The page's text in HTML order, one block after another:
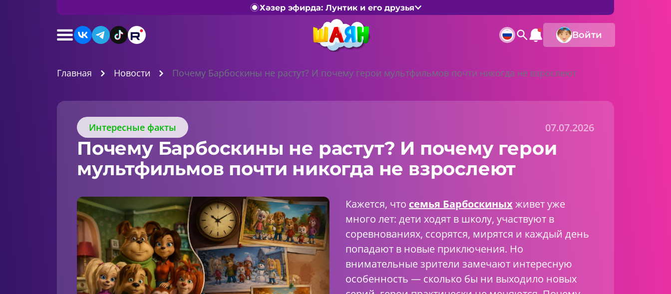
Хәзер эфирда: Лунтик и его друзья
Войти
Главная Новости Почему Барбоскины не растут? И почему герои мультфильмов почти никогда не взрослеют
Интересные факты 07.07.2026
Почему Барбоскины не растут? И почему герои
мультфильмов почти никогда не взрослеют
Кажется, что семья Барбоскиныхживет уже
много лет: дети ходят в школу, участвуют в
соревнованиях, ссорятся, мирятся и каждый день
попадают в новые приключения. Но
внимательные зрители замечают интересную
особенность — сколько бы ни выходило новых